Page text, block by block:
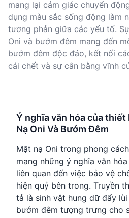
mang lại cảm giác chuyển
dụng màu sắc sống động làm
tương phản giữa các yếu tố.
Oni và bướm đêm mang đến
bướm đêm độc đáo, kết nối
cái chết và sự cân bằng vĩnh
Ý nghĩa văn hóa của thiết
Nạ Oni Và Bướm Đêm
Mặt nạ Oni trong phong
mang những ý nghĩa văn
liên quan đến việc bảo vệ
hiện quỷ bên trong. Truyền
tả là sinh vật hung dữ đẩy
bướm đêm tượng trưng cho